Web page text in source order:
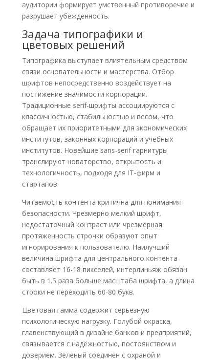
аудитории формирует умственный противоречие и
разрушает убежденность.
Задача типографики и
цветовых решений
Типографика выступает влиятельным средством
связи основательности и мастерства. Отбор
шрифтов непосредственно воздействует на
постижение значимости корпорации.
Традиционные serif-шрифты ассоциируются с
классичностью, стабильностью и весом, что
обращает их приоритетными для экономических
институтов, законных корпораций и учебных
институтов. Новейшие sans-serif гарнитуры
транслируют новаторство, открытость и
технологичность, подходя для IT-фирм и
стартапов.
Читаемость контента критична для понимания
безопасности. Чрезмерно мелкий шрифт,
недостаточный контраст или чрезмерная
протяженность строчки образуют опыт
игнорирования к пользователю. Наилучший
величина шрифта для центрального контента
составляет 16-18 пикселей, интерлиньяж обязан
быть в 1.5 раза больше масштаба шрифта, а длина
строки не переходить 60-80 букв.
Цветовая гамма содержит серьезную
психологическую нагрузку. Голубой окраска,
главенствующий в дизайне банков и предприятий,
связывается с надёжностью, постоянством и
доверием. Зеленый соединен с охраной и